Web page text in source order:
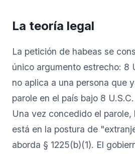
La teoría legal
La petición de habeas se
único argumento estrecho: 8
no aplica a una persona que
parole en el país bajo 8
Una vez concedido el parole,
está en la postura de
aborda § 1225(b)(1). El